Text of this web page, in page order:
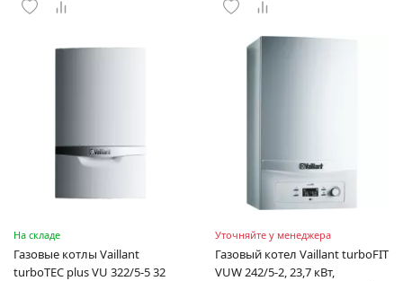
На складе
Газовые котлы Vaillant
turboTEC plus VU 322/5-5 32
Уточняйте у менеджера
Газовый котел Vaillant turboFIT
VUW 242/5-2, 23,7 кВт,